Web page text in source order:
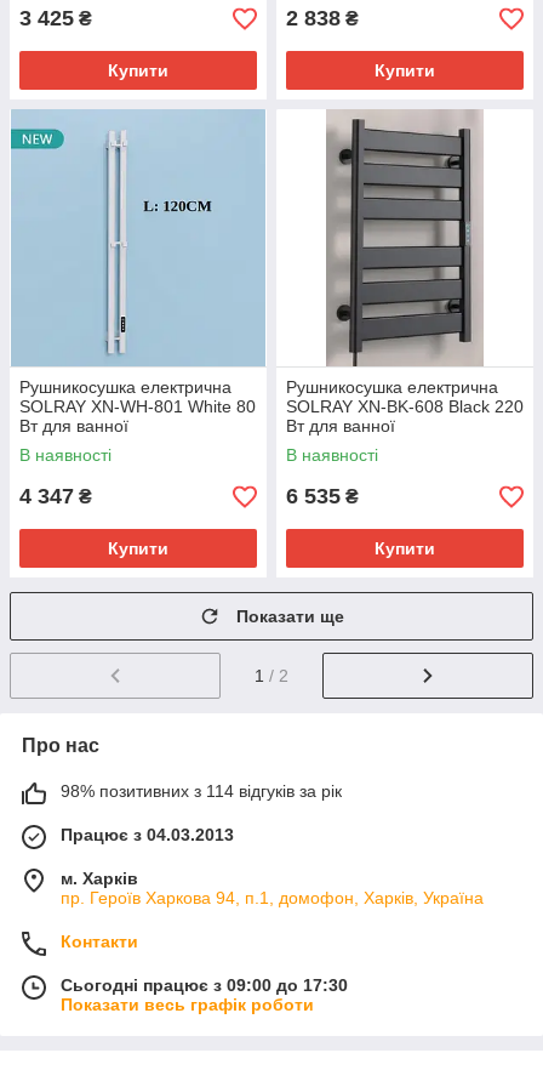
3 425 ₴
Купити
2 838 ₴
Купити
Рушникосушка електрична
SOLRAY XN-WH-801 White 80
Вт для ванної
В наявності
4 347 ₴
Купити
Рушникосушка електрична
SOLRAY XN-BK-608 Black 220
Вт для ванної
В наявності
6 535 ₴
Купити
Показати ще
1 / 2
Про нас
98% позитивних з 114 відгуків за рік
Працює з 04.03.2013
м. Харків
пр. Героїв Харкова 94, п.1, домофон, Харків, Україна
Контакти
Сьогодні працює з 09:00 до 17:30
Показати весь графік роботи